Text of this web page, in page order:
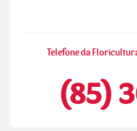
Telefone da
(85)